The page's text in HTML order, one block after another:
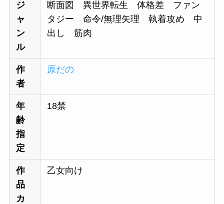
ジ
ャ
ン
ル
断面図 異世界転生 体格差 ファン
タジー 命令/無理矢理 執着攻め 中
出し 筋肉
作
者
原だの
年
齢
指
定
18禁
作
品
カ
乙女向け